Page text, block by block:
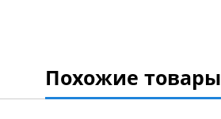
Похожие товары